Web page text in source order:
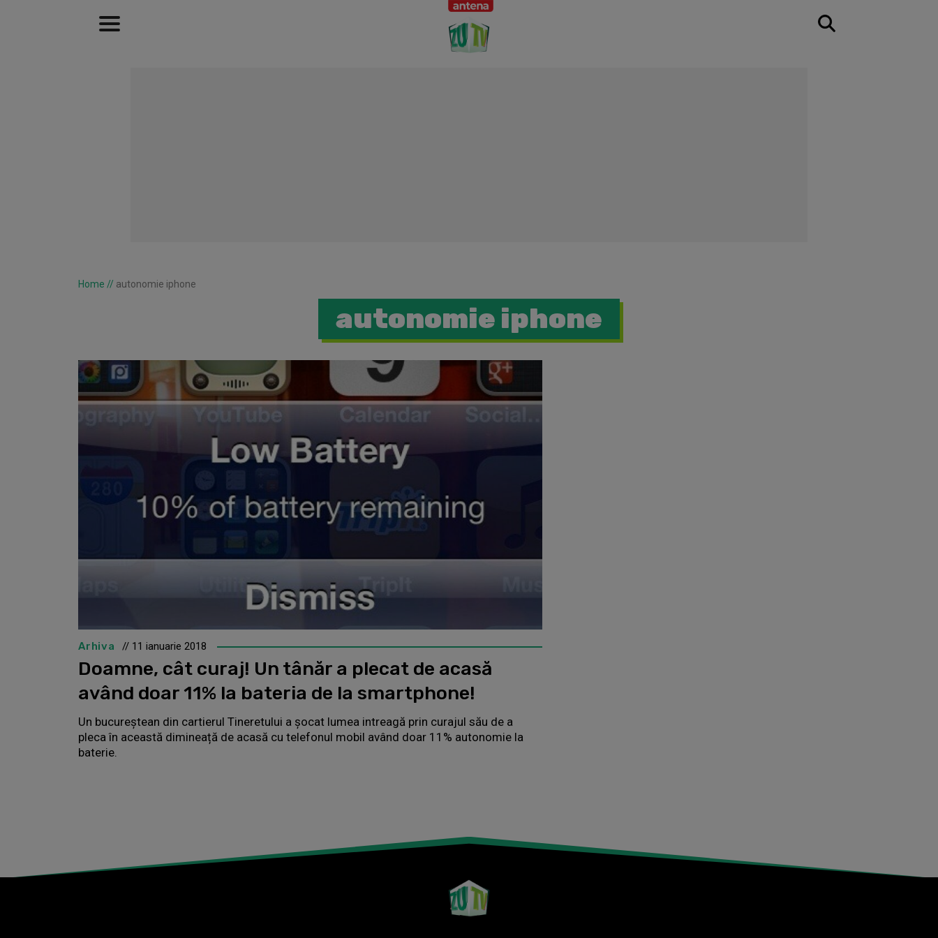
Home // autonomie iphone
autonomie iphone
Arhiva // 11 ianuarie 2018
Doamne, cât curaj! Un tânăr a plecat de acasă
având doar 11% la bateria de la smartphone!
Un bucureștean din cartierul Tineretului a șocat lumea intreagă prin curajul său de a
pleca în această dimineață de acasă cu telefonul mobil având doar 11% autonomie la
baterie.